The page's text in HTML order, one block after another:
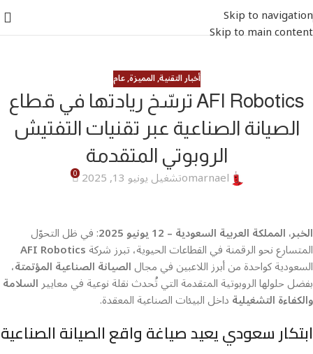
Skip to navigation
Skip to main content
أخبار التقنية,المميزة,عام
AFI Robotics ترسّخ ريادتها في قطاع
الصيانة الصناعية عبر تقنيات التفتيش
الروبوتي المتقدمة
omarnaelتشغيل يونيو 13, 2025 0
الخبر، المملكة العربية السعودية – 12 يونيو 2025 : في ظل التحوّل
المتسارع نحو الرقمنة في القطاعات الحيوية، تبرز شركةAFI Robotics
السعودية كواحدة من أبرز اللاعبين في مجالالصيانة الصناعية المؤتمتة،
بفضل حلولها الروبوتية المتقدمة التي تُحدث نقلة نوعية في معاييرالسلامة
والكفاءة التشغيليةداخل البيئات الصناعية المعقدة.
ابتكار سعودي يعيد صياغة واقع الصيانة الصناعية